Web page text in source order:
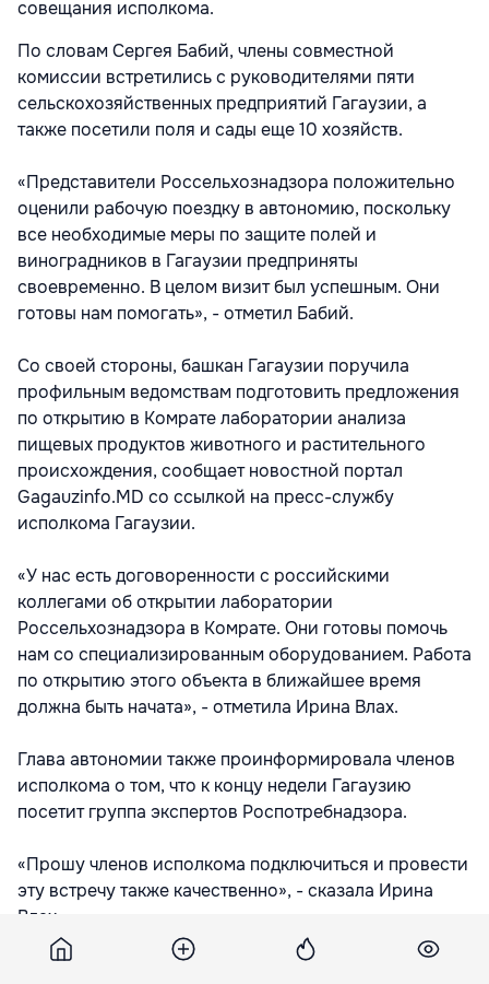
совещания исполкома.
По словам Сергея Бабий, члены совместной
комиссии встретились с руководителями пяти
сельскохозяйственных предприятий Гагаузии, а
также посетили поля и сады еще 10 хозяйств.
«Представители Россельхознадзора положительно
оценили рабочую поездку в автономию, поскольку
все необходимые меры по защите полей и
виноградников в Гагаузии предприняты
своевременно. В целом визит был успешным. Они
готовы нам помогать», - отметил Бабий.
Со своей стороны, башкан Гагаузии поручила
профильным ведомствам подготовить предложения
по открытию в Комрате лаборатории анализа
пищевых продуктов животного и растительного
происхождения, сообщает новостной портал
Gagauzinfo.MD со ссылкой на пресс-службу
исполкома Гагаузии.
«У нас есть договоренности с российскими
коллегами об открытии лаборатории
Россельхознадзора в Комрате. Они готовы помочь
нам со специализированным оборудованием. Работа
по открытию этого объекта в ближайшее время
должна быть начата», - отметила Ирина Влах.
Глава автономии также проинформировала членов
исполкома о том, что к концу недели Гагаузию
посетит группа экспертов Роспотребнадзора.
«Прошу членов исполкома подключиться и провести
эту встречу также качественно», - сказала Ирина
Влах.